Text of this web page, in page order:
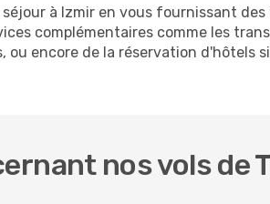
à Izmir en vous fournissant
complémentaires comme les
encore de la réservation d'hôtels
nos vols de